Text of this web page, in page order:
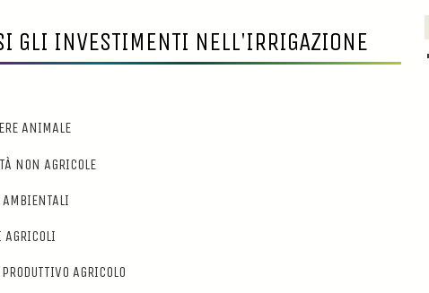
GLI INVESTIMENTI NELL'IRRIGAZIONE
ANIMALE
NON AGRICOLE
AGRICOLO